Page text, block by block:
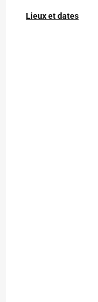
Lieux et dates